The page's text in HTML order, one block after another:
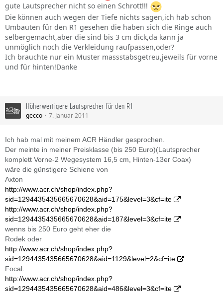
gute Lautsprecher nicht so einen Schrott!!!
Die können auch wegen der Tiefe nichts sagen,ich hab schon
Umbauten für den R1 gesehen die haben sich die Ringe auch
selbergemacht,aber die sind bis 3 cm dick,da kann ja
unmöglich noch die Verkleidung raufpassen,oder?
Ich brauchte nur ein Muster massstabsgetreu,jeweils für vorne
und für hinten!Danke
Höherwertigere Lautsprecher für den R1
gecco 7. Januar 2011
Ich hab mal mit meinem ACR Händler gesprochen.
Der meinte in meiner Preisklasse (bis 250 Euro)(Lautsprecher
komplett Vorne-2 Wegesystem 16,5 cm, Hinten-13er Coax)
wäre die günstigere Schiene von
Axton
http://www.acr.ch/shop/index.php?
sid=1294435435665670628&aid=175&level=3&cf=ite
http://www.acr.ch/shop/index.php?
sid=1294435435665670628&aid=187&level=3&cf=ite
wenns bis 250 Euro geht eher die
Rodek oder
http://www.acr.ch/shop/index.php?
sid=1294435435665670628&aid=1129&level=2&cf=ite
Focal.
http://www.acr.ch/shop/index.php?
sid=1294435435665670628&aid=486&level=3&cf=ite